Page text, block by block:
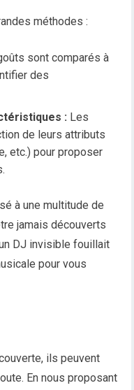
méthodes :
sont comparés à
des
: Les
de leurs attributs
etc.) pour proposer
à une multitude de
jamais découverts
DJ invisible fouillait
pour vous
ils peuvent
En nous proposant